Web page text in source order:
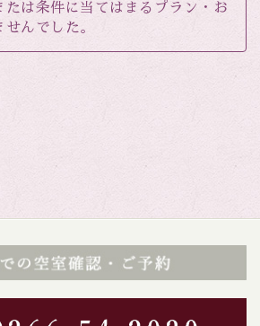
たは条件に当てはまるプラン・お
んでした。